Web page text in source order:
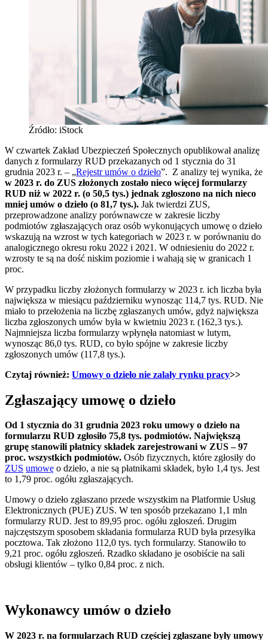
Źródło: iStock
W czwartek Zakład Ubezpieczeń Społecznych opublikował analizę
danych z formularzy RUD przekazanych od 1 stycznia do 31
grudnia 2023 r. – „Rejestr umów o dzieło”. Z analizy tej wynika, że
w 2023 r. do ZUS złożonych zostało nieco więcej formularzy
RUD niż w 2022 r. (o 50,5 tys.) jednak zgłoszono na nich nieco
mniej umów o dzieło (o 81,7 tys.). Jak twierdzi ZUS,
przeprowadzone analizy porównawcze w zakresie liczby
podmiotów zgłaszających oraz osób wykonujących umowę o dzieło
wskazują na wzrost w tych kategoriach w 2023 r. w porównaniu do
analogicznego okresu roku 2022 i 2021. W odniesieniu do 2022 r.
wzrosty te są na dość niskim poziomie i wahają się w granicach 1
proc.
W przypadku liczby złożonych formularzy w 2023 r. ich liczba była
największa w miesiącu październiku wynosząc 114,7 tys. RUD. Nie
miało to przełożenia na liczbę zgłaszanych umów, gdyż największa
liczba zgłoszonych umów była w kwietniu 2023 r. (162,3 tys.).
Najmniejsza liczba formularzy wpłynęła natomiast w lutym,
wynosząc 86,0 tys. RUD, co było spójne w zakresie liczby
zgłoszonych umów (117,8 tys.).
Czytaj również: Umowy o dzieło nie zalały rynku pracy>>
Zgłaszający umowę o dzieło
Od 1 stycznia do 31 grudnia 2023 roku umowy o dzieło na
formularzu RUD zgłosiło 75,8 tys. podmiotów. Największą
grupę stanowili płatnicy składek zarejestrowani w ZUS – 97
proc. wszystkich podmiotów. Osób fizycznych, które zgłosiły do
ZUS umowę o dzieło, a nie są płatnikami składek, było 1,4 tys. Jest
to 1,79 proc. ogółu zgłaszających.
Umowy o dzieło zgłaszano przede wszystkim na Platformie Usług
Elektronicznych (PUE) ZUS. W ten sposób przekazano 1,1 mln
formularzy RUD. Jest to 89,95 proc. ogółu zgłoszeń. Drugim
najczęstszym sposobem składania formularza RUD była przesyłka
pocztowa. Tak złożono 112,0 tys. tych formularzy. Stanowiło to
9,21 proc. ogółu zgłoszeń. Rzadko składano je osobiście na sali
obsługi klientów – tylko 0,84 proc. z nich.
Wykonawcy umów o dzieło
W 2023 r. na formularzach RUD częściej zgłaszane były umowy